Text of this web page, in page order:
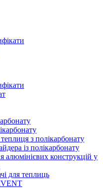
з полікарбонату
із полікарбонату
алюмінієвих конструкцій у
для теплиць